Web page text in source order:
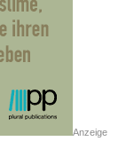
Anzeige